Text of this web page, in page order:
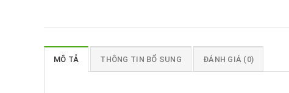
MÔ TẢ THÔNG TIN BỔ SUNG ĐÁNH GIÁ (0)